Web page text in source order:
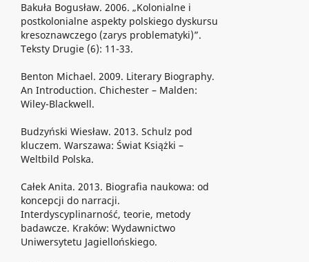
Bakuła Bogusław. 2006. „Kolonialne i
postkolonialne aspekty polskiego dyskursu
kresoznawczego (zarys problematyki)”.
Teksty Drugie (6): 11-33.
Benton Michael. 2009. Literary Biography.
An Introduction. Chichester – Malden:
Wiley-Blackwell.
Budzyński Wiesław. 2013. Schulz pod
kluczem. Warszawa: Świat Książki –
Weltbild Polska.
Całek Anita. 2013. Biografia naukowa: od
koncepcji do narracji.
Interdyscyplinarność, teorie, metody
badawcze. Kraków: Wydawnictwo
Uniwersytetu Jagiellońskiego.